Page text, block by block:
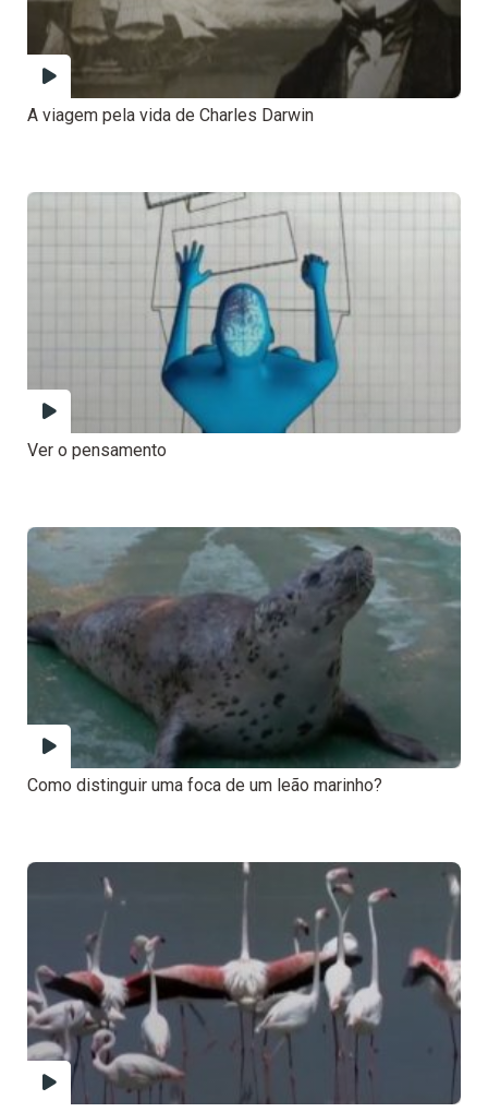
A viagem pela vida de Charles Darwin
Ver o pensamento
Como distinguir uma foca de um leão marinho?